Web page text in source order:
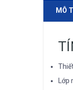
MÔ
Lớp